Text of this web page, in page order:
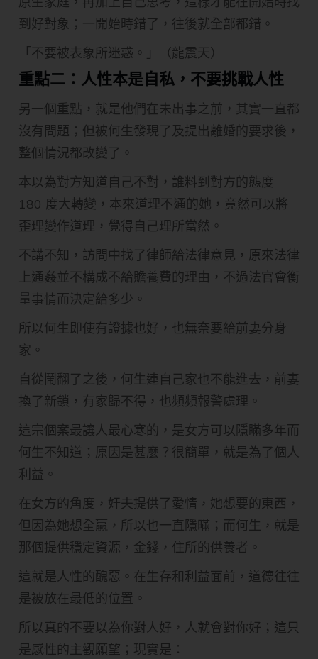
到好對象；一開始時錯了，往後就全部都錯。
「不要被表象所迷惑。」（龍震天）
重點二：人性本是自私，不要挑戰人性
另一個重點，就是他們在未出事之前，其實一直都
沒有問題；但被何生發現了及提出離婚的要求後，
整個情況都改變了。
本以為對方知道自己不對，誰料到對方的態度
180 度大轉變，本來道理不通的她，竟然可以將
歪理變作道理，覺得自己理所當然。
不講不知，訪問中找了律師給法律意見，原來法律
上通姦並不構成不給贍養費的理由，不過法官會衡
量事情而決定給多少。
所以何生即使有證據也好，也無奈要給前妻分身
家。
自從鬧翻了之後，何生連自己家也不能進去，前妻
換了新鎖，有家歸不得，也頻頻報警處理。
這宗個案最讓人最心寒的，是女方可以隱瞞多年而
何生不知道；原因是甚麼？很簡單，就是為了個人
利益。
在女方的角度，奸夫提供了愛情，她想要的東西，
但因為她想全贏，所以也一直隱暪；而何生，就是
那個提供穩定資源，金錢，住所的供養者。
這就是人性的醜惡。在生存和利益面前，道德往往
是被放在最低的位置。
所以真的不要以為你對人好，人就會對你好；這只
是感性的主觀願望；現實是：